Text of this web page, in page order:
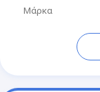
Μάρκα